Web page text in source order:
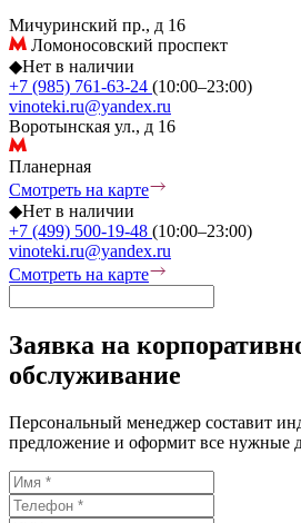
Мичуринский пр., д 16
Ломоносовский проспект
◆Нет в наличии
+7 (985) 761-63-24 (10:00–23:00)
vinoteki.ru@yandex.ru
Воротынская ул., д 16
Планерная
Смотреть на карте
◆Нет в наличии
+7 (499) 500-19-48 (10:00–23:00)
vinoteki.ru@yandex.ru
Смотреть на карте
Заявка на
обслуживание
Персональный менеджер составит
предложение и оформит все нужные